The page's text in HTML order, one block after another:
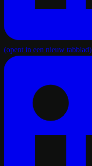
(opent in een nieuw tabblad)